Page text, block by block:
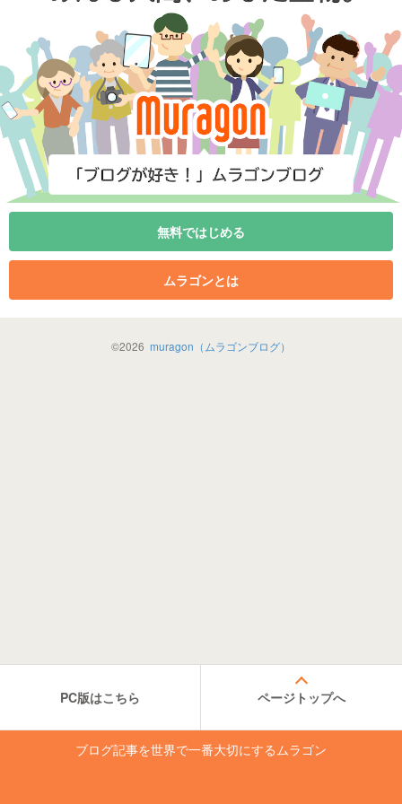
無料ではじめる
ムラゴンとは
©2026 muragon（ムラゴンブログ）
PC版はこちら ページトップへ
ブログ記事を世界で一番大切にするムラゴン